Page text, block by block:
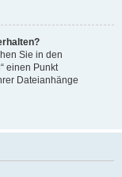
Sie in den
einen Punkt
Dateianhänge